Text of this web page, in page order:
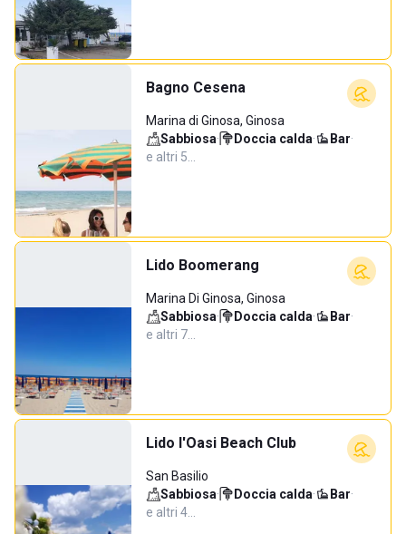
Bagno Cesena
Marina di Ginosa, Ginosa
Sabbiosa· Doccia calda· Bar·
e altri 5…
Lido Boomerang
Marina Di Ginosa, Ginosa
Sabbiosa· Doccia calda· Bar·
e altri 7…
Lido l'Oasi Beach Club
San Basilio
Sabbiosa· Doccia calda· Bar·
e altri 4…